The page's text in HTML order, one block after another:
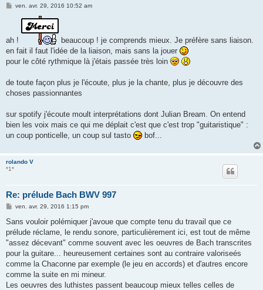
M
g
ven. avr. 29, 2016 10:52 am
ah !
beaucoup ! je comprends mieux. Je préfère sans liaison.
en fait il faut l'idée de la liaison, mais sans la jouer
pour le côté rythmique là j'étais passée très loin
de toute façon plus je l'écoute, plus je la chante, plus je découvre des
choses passionnantes
sur spotify j'écoute moult interprétations dont Julian Bream. On entend
bien les voix mais ce qui me déplait c'est que c'est trop "guitaristique" :
un coup ponticelle, un coup sul tasto
bof...
rolando V
*1*
Re: prélude Bach BWV 997
M
s
a
g
ven. avr. 29, 2016 1:15 pm
Sans vouloir polémiquer j'avoue que compte tenu du travail que ce
prélude réclame, le rendu sonore, particulièrement ici, est tout de même
"assez décevant" comme souvent avec les oeuvres de Bach transcrites
pour la guitare... heureusement certaines sont au contraire valoriseés
comme la Chaconne par exemple (le jeu en accords) et d'autres encore
comme la suite en mi mineur.
Les oeuvres des luthistes passent beaucoup mieux telles celles de